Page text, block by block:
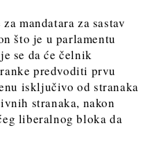
mandatara za sastav
što je u parlamentu
se da će čelnik
predvoditi prvu
isključivo od stranaka
stranaka, nakon
liberalnog bloka da